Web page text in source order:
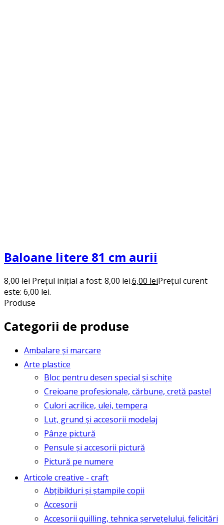
Baloane litere 81 cm aurii
8,00lei Prețul inițial a fost: 8,00 lei.6,00 leiPrețul curent
este: 6,00 lei.
Produse
Categorii de produse
Ambalare și marcare
Arte plastice
Bloc pentru desen special și schițe
Creioane profesionale, cărbune, cretă pastel
Culori acrilice, ulei, tempera
Lut, grund și accesorii modelaj
Pânze pictură
Pensule și accesorii pictură
Pictură pe numere
Articole creative - craft
Abțibilduri și ștampile copii
Accesorii
Accesorii quilling, tehnica șervețelului, felicitări